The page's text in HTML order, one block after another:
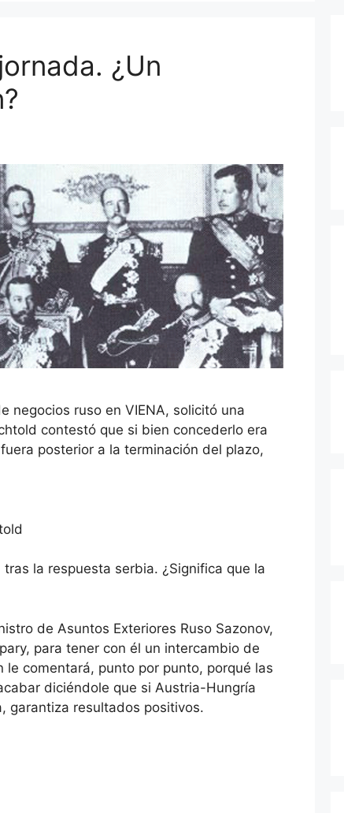
¿Un
negocios ruso en VIENA, solicitó una
contestó que si bien concederlo era
posterior a la terminación del plazo,
la respuesta serbia. ¿Significa que la
de Asuntos Exteriores Ruso Sazonov,
para tener con él un intercambio de
comentará, punto por punto, porqué las
diciéndole que si Austria-Hungría
garantiza resultados positivos.